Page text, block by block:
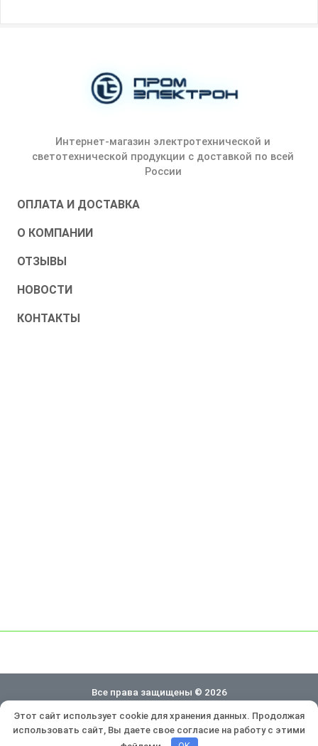
Интернет-магазин электротехнической и
светотехнической продукции с доставкой по всей
России
ОПЛАТА И ДОСТАВКА
О КОМПАНИИ
ОТЗЫВЫ
НОВОСТИ
КОНТАКТЫ
Все права защищены © 2026
Политика конфиденциальности
Этот сайт использует cookie для хранения данных. Продолжая
использовать сайт, Вы даете свое согласие на работу с этими